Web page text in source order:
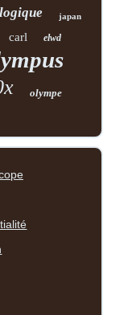
japan
carl elwd
olympe